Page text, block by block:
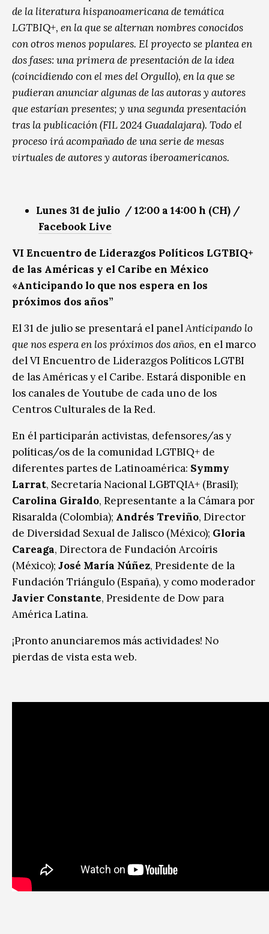
de la literatura hispanoamericana de temática
LGTBIQ+, en la que se alternan nombres conocidos
con otros menos populares. El proyecto se plantea en
dos fases: una primera de presentación de la idea
(coincidiendo con el mes del Orgullo), en la que se
pudieran anunciar algunas de las autoras y autores
que estarían presentes; y una segunda presentación
tras la publicación (FIL 2024 Guadalajara). Todo el
proceso irá acompañado de una serie de mesas
virtuales de autores y autoras iberoamericanos.
Lunes 31 de julio / 12:00 a 14:00 h (CH) /
Facebook Live
VI Encuentro de Liderazgos Políticos LGTBIQ+
de las Américas y el Caribe en México
«Anticipando lo que nos espera en los
próximos dos años”
El 31 de julio se presentará el panelAnticipando lo
que nos espera en los próximos dos años, en el marco
del VI Encuentro de Liderazgos Políticos LGTBI
de las Américas y el Caribe. Estará disponible en
los canales de Youtube de cada uno de los
Centros Culturales de la Red.
En él participarán activistas, defensores/as y
políticas/os de la comunidad LGTBIQ+ de
diferentes partes de Latinoamérica: Symmy
Larrat, Secretaría Nacional LGBTQIA+ (Brasil);
Carolina Giraldo, Representante a la Cámara por
Risaralda (Colombia); Andrés Treviño, Director
de Diversidad Sexual de Jalisco (México); Gloria
Careaga, Directora de Fundación Arcoíris
(México); José María Núñez, Presidente de la
Fundación Triángulo (España), y como moderador
Javier Constante, Presidente de Dow para
América Latina.
¡Pronto anunciaremos más actividades! No
pierdas de vista esta web.